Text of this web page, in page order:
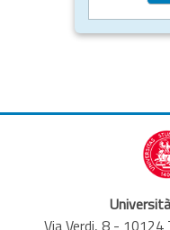
Via Verdi, 8 - 10124